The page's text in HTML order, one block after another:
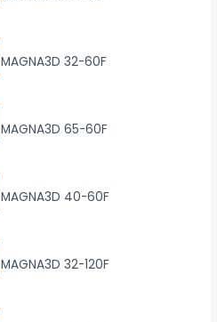
MAGNA3D 32-60F
MAGNA3D 65-60F
MAGNA3D 40-60F
MAGNA3D 32-120F